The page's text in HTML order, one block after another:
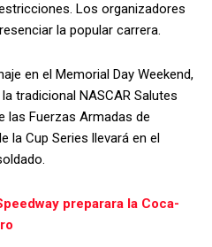
Los organizadores
la popular carrera.
en el Memorial Day Weekend,
tradicional NASCAR Salutes
las Fuerzas Armadas de
la Cup Series llevará en el
preparara la Coca-